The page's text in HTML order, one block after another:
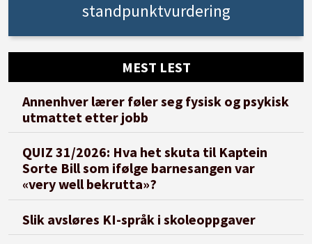
standpunktvurdering
MEST LEST
Annenhver lærer føler seg fysisk og psykisk
utmattet etter jobb
QUIZ 31/2026: Hva het skuta til Kaptein
Sorte Bill som ifølge barnesangen var
«very well bekrutta»?
Slik avsløres KI-språk i skoleoppgaver